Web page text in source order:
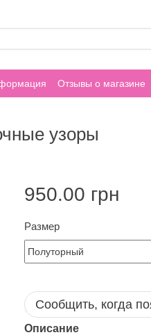
Отзывы о магазине
узоры
950.00 грн
Размер
Сообщить, когда
Описание